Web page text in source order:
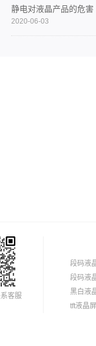
静电对液晶产品的危害
2020-06-03
客服
段码液
段码液
黑白液
tft液晶屏